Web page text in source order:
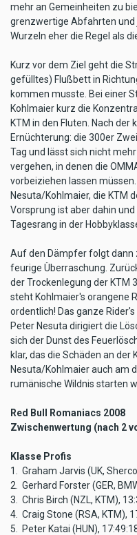
mehr an Gemeinheiten zu
grenzwertige Abfahrten und
Wurzeln eher die Regel als
Kurz vor dem Ziel geht die
gefülltes) Flußbett in
kommen musste. Bei einer
Kohlmaier kurz die
KTM in den Fluten. Nach
Ernüchterung: die 300er
Tag und lässt sich nicht
vergehen, in denen die
vorbeiziehen lassen
Nesuta/Kohlmaier, die KTM
Vorsprung ist aber dahin
Tagesrang in der
Auf den Dämpfer folgt dann
feurige Überraschung.
der Trockenlegung der KTM
steht Kohlmaier's orangene
ordentlich! Das ganze
Peter Nesuta dirigiert die
sich der Dunst des
klar, das die Schäden an der
Nesuta/Kohlmaier auch am
rumänische Wildnis starten
Red Bull Romaniacs 2008
Zwischenwertung (nach 2
Klasse Profis
1. Graham Jarvis (UK,
2. Gerhard Forster (GER,
3. Chris Birch (NZL, KTM),
4. Craig Stone (RSA, KTM),
5. Peter Katai (HUN),